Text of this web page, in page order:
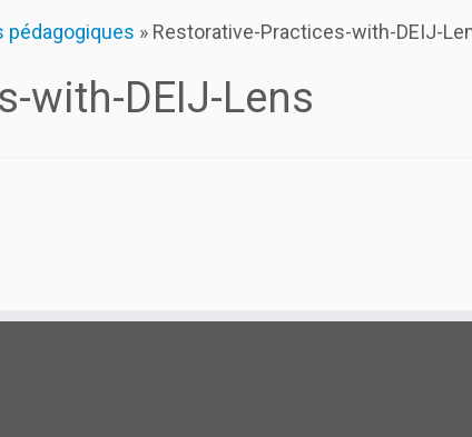
pédagogiques » Restorative-Practices-with-DEIJ-
with-DEIJ-Lens